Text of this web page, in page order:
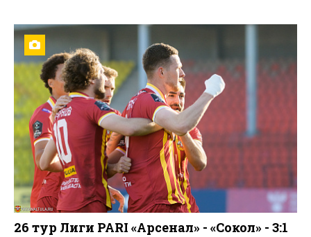
26 тур Лиги PARI «Арсенал» - «Сокол» - 3:1